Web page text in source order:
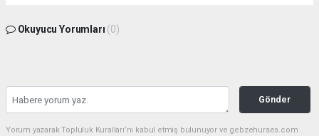
Okuyucu Yorumları (0)
Gönder
Yorum yazarak Topluluk Kuralları’nı kabul etmiş bulunuyor ve gebzehurses.com